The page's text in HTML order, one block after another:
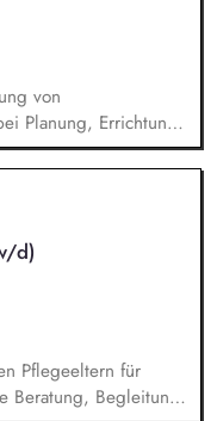
ab. Du
–
PPAs, Flexibilitäten
regulatorische und
übersetzt sie in
von
Planung, Errichtung
der elektrischen
Bewertung von
setzen wir auf
von den
der Konzeption
dir begleitet. Du
sowie die
d)
Pflegeeltern für
Beratung, Begleitung